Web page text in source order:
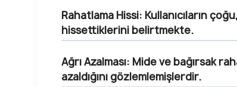
Rahatlama Hissi: Kullanıcıların
hissettiklerini belirtmekte.
Ağrı Azalması: Mide ve bağırsak
azaldığını gözlemlemişlerdir.